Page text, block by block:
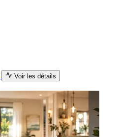
Voir les détails